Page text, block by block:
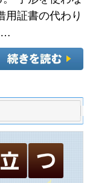
用証書の代わり